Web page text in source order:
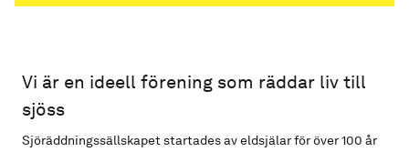
Vi är en ideell förening som räddar liv till
sjöss
Sjöräddningssällskapet startades av eldsjälar för över 100 år